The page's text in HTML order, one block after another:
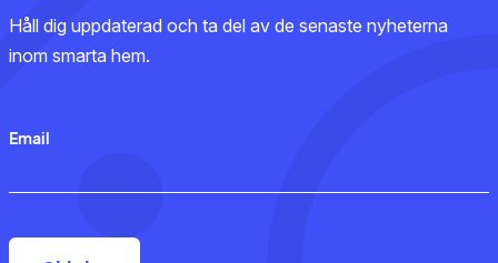
Håll dig uppdaterad och ta del av de senaste nyheterna
inom smarta hem.
Email